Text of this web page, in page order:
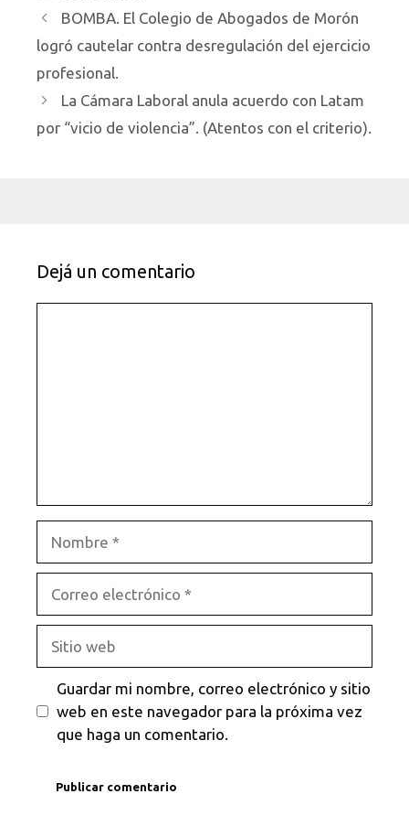
BOMBA. El Colegio de Abogados de Morón
logró cautelar contra desregulación del ejercicio
profesional.
La Cámara Laboral anula acuerdo con Latam
por “vicio de violencia”. (Atentos con el criterio).
Dejá un comentario
electrónico
web
Guardar mi nombre, correo electrónico y sitio
web en este navegador para la próxima vez
que haga un comentario.